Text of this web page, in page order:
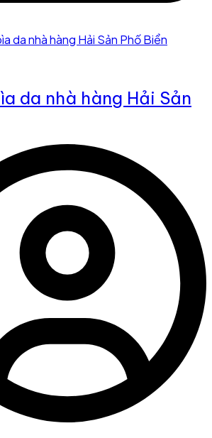
da nhà hàng Hải Sản